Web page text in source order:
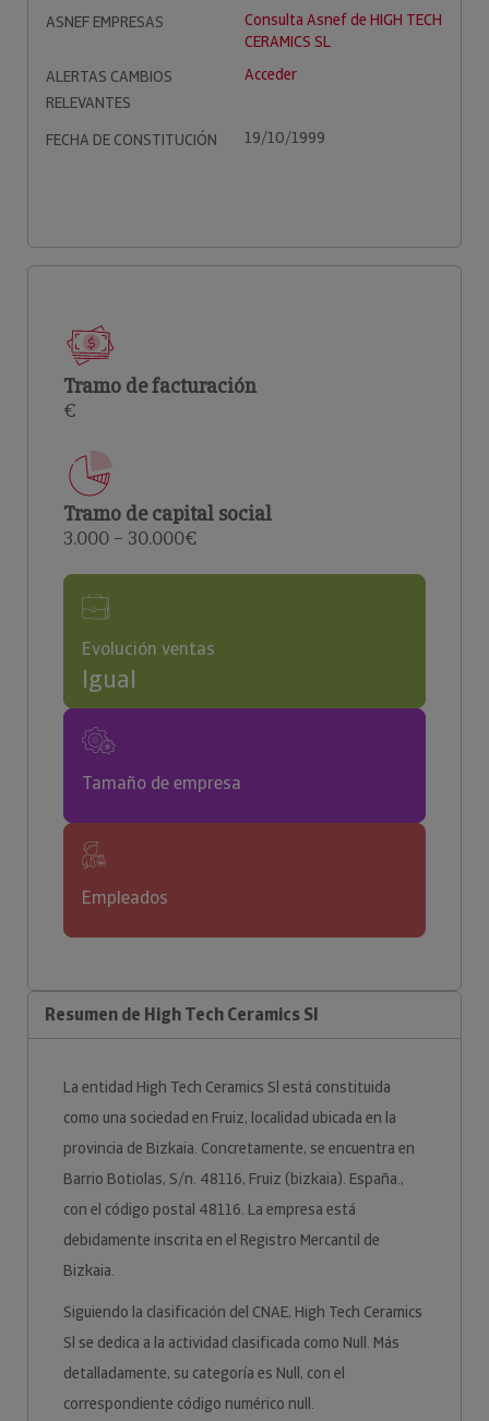
ASNEF EMPRESAS
Consulta Asnef de HIGH TECH
CERAMICS SL
ALERTAS CAMBIOS
RELEVANTES
Acceder
FECHA DE CONSTITUCIÓN 19/10/1999
Tramo de facturación
€
Tramo de capital social
3.000 – 30.000€
Evolución ventas
Igual
Tamaño de empresa
Empleados
Resumen de High Tech Ceramics Sl
La entidad High Tech Ceramics Sl está constituida
como una sociedad en Fruiz, localidad ubicada en la
provincia de Bizkaia. Concretamente, se encuentra en
Barrio Botiolas, S/n. 48116, Fruiz (bizkaia). España.,
con el código postal 48116. La empresa está
debidamente inscrita en el Registro Mercantil de
Bizkaia.
Siguiendo la clasificación del CNAE, High Tech Ceramics
Sl se dedica a la actividad clasificada como Null. Más
detalladamente, su categoría es Null, con el
correspondiente código numérico null.